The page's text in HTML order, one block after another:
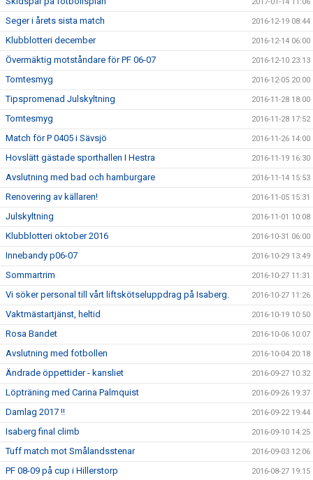
Seger i årets sista match 2016-12-19 08:44
Klubblotteri december 2016-12-14 06:00
Övermäktig motståndare för PF 06-07 2016-12-10 23:13
Tomtesmyg 2016-12-05 20:00
Tipspromenad Julskyltning 2016-11-28 18:00
Tomtesmyg 2016-11-28 17:52
Match för P 0405 i Sävsjö 2016-11-26 14:00
Hovslätt gästade sporthallen I Hestra 2016-11-19 16:30
Avslutning med bad och hamburgare 2016-11-14 15:53
Renovering av källaren! 2016-11-05 15:31
Julskyltning 2016-11-01 10:08
Klubblotteri oktober 2016 2016-10-31 06:00
Innebandy p06-07 2016-10-29 13:49
Sommartrim 2016-10-27 11:31
Vi söker personal till vårt liftskötseluppdrag på Isaberg. 2016-10-27 11:26
Vaktmästartjänst, heltid 2016-10-19 10:50
Rosa Bandet 2016-10-06 10:07
Avslutning med fotbollen 2016-10-04 20:18
Ändrade öppettider - kansliet 2016-09-27 10:32
Löpträning med Carina Palmquist 2016-09-26 19:37
Damlag 2017 !! 2016-09-22 19:44
Isaberg final climb 2016-09-10 14:25
Tuff match mot Smålandsstenar 2016-09-03 12:06
PF 08-09 på cup i Hillerstorp 2016-08-27 19:15